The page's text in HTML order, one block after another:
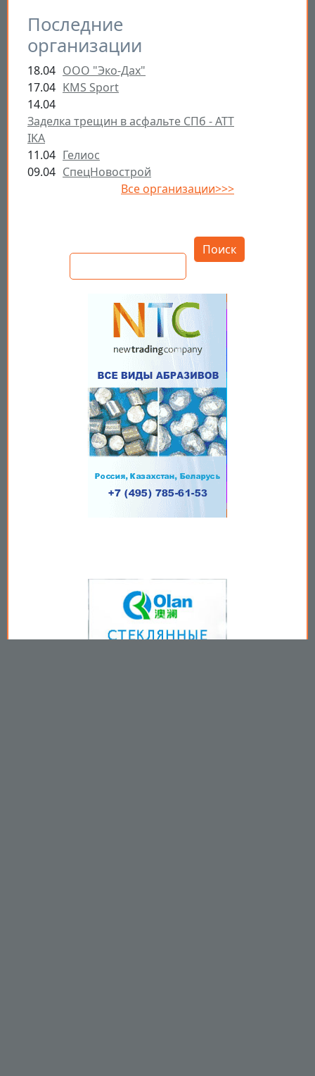
Последние
организации
18.04 ООО "Эко-Дах"
17.04 KMS Sport
14.04
Заделка трещин в асфальте СПб - ATT
IKA
11.04 Гелиос
09.04 СпецНовострой
Все организации>>>